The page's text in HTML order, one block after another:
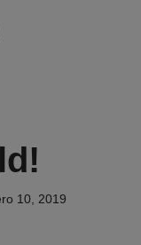
10, 2019